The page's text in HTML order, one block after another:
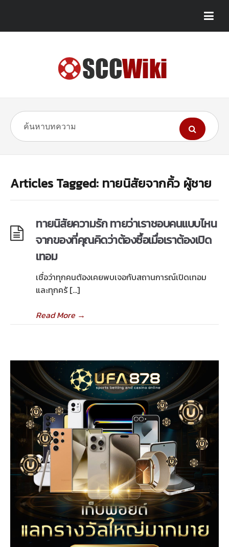
Articles Tagged: ทายนิสัยจากคิ้ว ผู้ชาย
ทายนิสัยความรัก ทายว่าเราชอบคนแบบไหน
จากของที่คุณคิดว่าต้องซื้อเมื่อเราต้องเปิด
เทอม
เชื่อว่าทุกคนต้องเคยพบเจอกับสถานการณ์เปิดเทอม
และทุกครั […]
Read More→